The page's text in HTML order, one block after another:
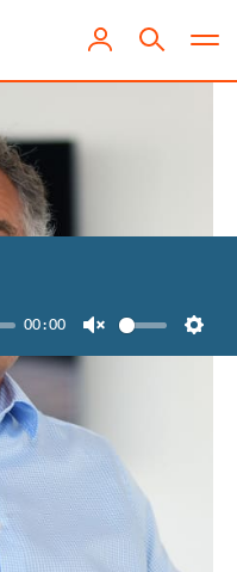
00:00
Unmute